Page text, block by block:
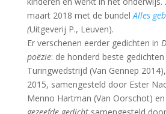
maart 2018 met de bundelAlles
(Uitgeverij P., Leuven).
Er verschenen eerder gedichten in
poëzie: de honderd beste
Turingwedstrijd (Van Gennep
2015, samengesteld door Ester
Menno Hartman (Van Oorschot)